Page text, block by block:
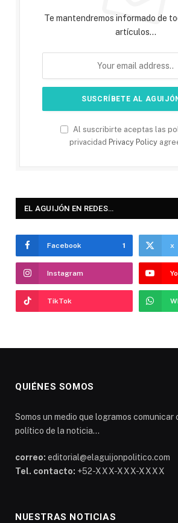
Te mantendremos informado de
artículos...
Al suscribirte aceptas las
privacidad Privacy Policy
EL AGUIJÓN EN REDES…
Facebook 1 x
Instagram
TikTok
QUIÉNES SOMOS
Somos un medio que logramos comunicar
político de la noticia...
correo: editorial@elaguijonpolitico.com
Tel. contacto: +52-XXX-XXX-XXXX
NUESTRAS NOTICIAS